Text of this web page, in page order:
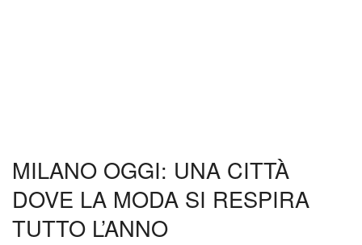
MILANO OGGI: UNA CITTÀ
DOVE LA MODA SI RESPIRA
TUTTO L’ANNO